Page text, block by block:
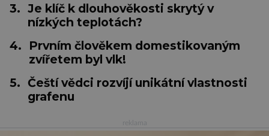
3. Je klíč k dlouhověkosti skrytý v
nízkých teplotách?
4.
Prvním člověkem domestikovaným
zvířetem byl vlk!
5. Čeští vědci rozvíjí unikátní vlastnosti
grafenu